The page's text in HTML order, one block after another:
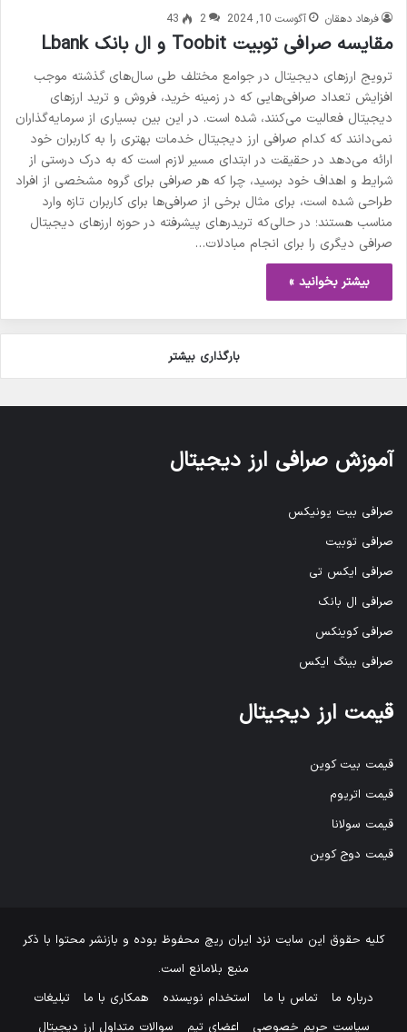
فرهاد دهقان آگوست 10, 2024 2
43
مقایسه صرافی توبیت Toobit و ال بانک Lbank
ترویج ارزهای دیجیتال در جوامع مختلف طی سال‌های گذشته موجب
افزایش تعداد صرافی‌هایی که در زمینه خرید، فروش و ترید ارزهای
دیجیتال فعالیت می‌کنند، شده است. در این بین بسیاری از سرمایه‌گذاران
نمی‌دانند که کدام صرافی ارز دیجیتال خدمات بهتری را به کاربران خود
ارائه می‌دهد در حقیقت در ابتدای مسیر لازم است که به درک درستی از
شرایط و اهداف خود برسید، چرا که هر صرافی برای گروه مشخصی از افراد
طراحی شده است، برای مثال برخی از صرافی‌ها برای کاربران تازه وارد
مناسب هستند؛ در حالی‌که تریدرهای پیشرفته در حوزه ارزهای دیجیتال
صرافی دیگری را برای انجام مبادلات…
بیشتر بخوانید »
بارگذاری بیشتر
آموزش صرافی ارز دیجیتال
صرافی بیت یونیکس
صرافی توبیت
صرافی ایکس تی
صرافی ال بانک
صرافی کوینکس
صرافی بینگ ایکس
قیمت ارز دیجیتال
قیمت بیت کوین
قیمت اتریوم
قیمت سولانا
قیمت دوج کوین
کلیه حقوق این سایت نزد ایران ریچ محفوظ بوده و بازنشر محتوا با ذکر
منبع بلامانع است.
درباره ما
تماس با ما استخدام نویسنده همکاری با ما
تبلیغات
سیاست حریم خصوصی
اعضای تیم سوالات متداول ارز دیجیتال